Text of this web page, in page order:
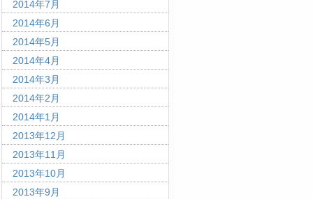
2014年7月
2014年6月
2014年5月
2014年4月
2014年3月
2014年2月
2014年1月
2013年12月
2013年11月
2013年10月
2013年9月